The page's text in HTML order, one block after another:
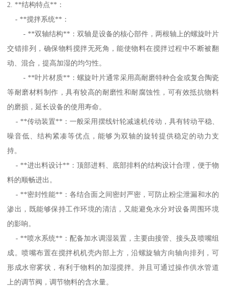
2. **结构特点**：
- **搅拌系统**：
- **双轴结构**：双轴是设备的核心部件，两根轴上的螺旋叶片
交错排列，确保物料搅拌无死角，能使物料在搅拌过程中不断被翻
动、混合，提高加湿的均匀性。
- **叶片材质**：螺旋叶片通常采用高耐磨特种合金或复合陶瓷
等耐磨材料制作，具有较高的耐磨性和耐腐蚀性，可有效抵抗物料
的磨损，延长设备的使用寿命。
- **传动装置**：一般采用摆线针轮减速机传动，具有转动平稳、
噪音低、结构紧凑等优点，能够为双轴的旋转提供稳定的动力支
持。
- **进出料设计**：顶部进料、底部排料的结构设计合理，便于物
料的顺畅进出。
- **密封性能**：各结合面之间密封严密，可防止粉尘泄漏和水的
渗出，既能够保持工作环境的清洁，又能避免水分对设备周围环境
的影响。
- **喷水系统**：配备加水调湿装置，主要由接管、接头及喷嘴组
成。喷嘴布置在搅拌机机壳内部上方，沿螺旋轴方向轴向排列，可
形成水帘雾状，有利于物料的加湿搅拌。并且可通过操作供水管道
上的调节阀，调节物料的含水量。